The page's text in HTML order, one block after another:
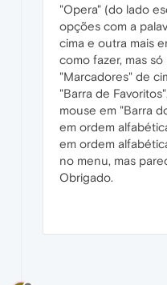
"Opera" (do lado
opções com a
cima e outra mais
como fazer, mas
"Marcadores" de
"Barra de
mouse em "Barra
em ordem
em ordem
no menu, mas
Obrigado.